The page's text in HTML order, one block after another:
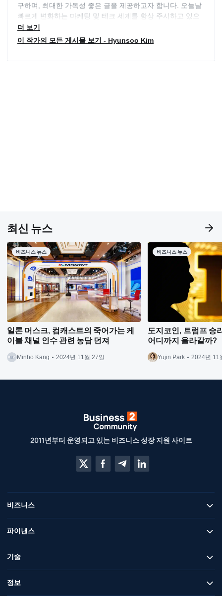
구하며, 최대한 가독성 좋은 글을 제공하고자 합니다. 오늘날
빠르게 변화하는 마케팅 및 테크 세계를 항상 주시하고 있으
며, 독자들의 요구에 부응하기 위해 늘 최신 동향을 파악하고
있습니다.
더 보기
이 작가의 모든 게시물 보기 - Hyunsoo Kim
최신 뉴스
일론 머스크, 컴캐스트의 죽어가는 케
이블 채널 인수 관련 농담 던져
Minho Kang 2024년 11월 27일
비즈니스 뉴스
도지코인, 트럼프 승
어디까지 올라갈까?
Yujin Park 2024년 11
비즈니스 뉴스
2011년부터 운영되고 있는 비즈니스 성장 지원 사이트
비즈니스
파이낸스
기술
정보